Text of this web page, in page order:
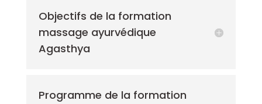
Objectifs de la formation
massage ayurvédique
Agasthya
Programme de la formation